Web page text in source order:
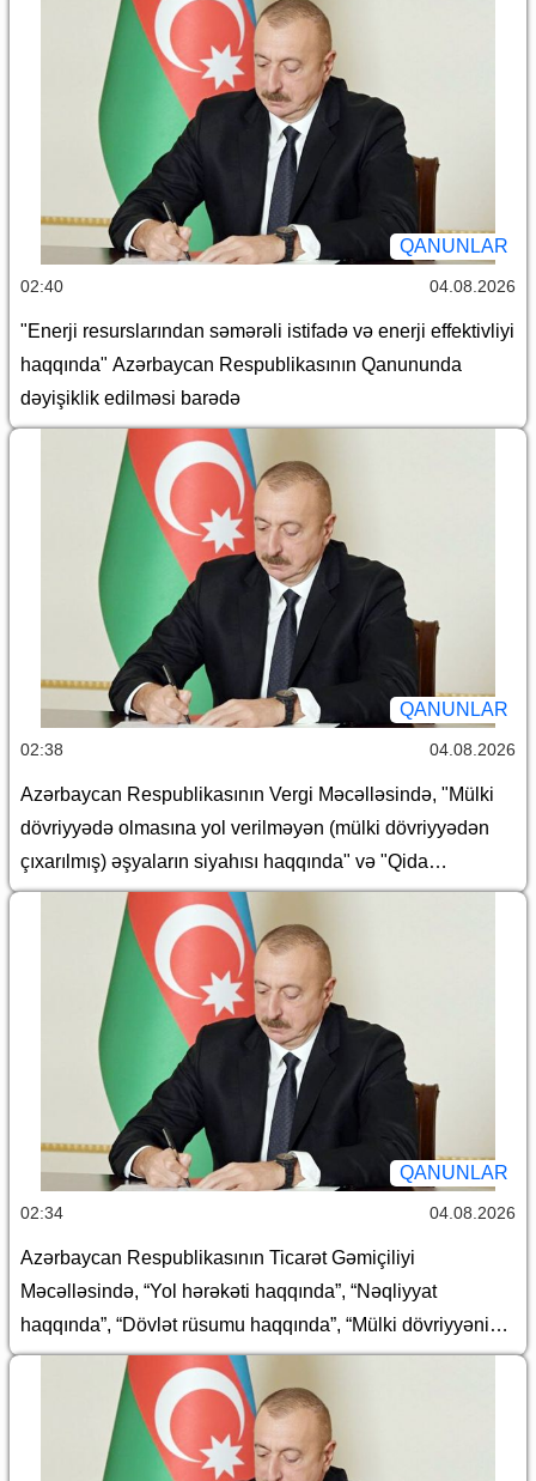
QANUNLAR
02:40 04.08.2026
"Enerji resurslarından səmərəli istifadə və enerji effektivliyi
haqqında" Azərbaycan Respublikasının Qanununda
dəyişiklik edilməsi barədə
QANUNLAR
02:38 04.08.2026
Azərbaycan Respublikasının Vergi Məcəlləsində, "Mülki
dövriyyədə olmasına yol verilməyən (mülki dövriyyədən
çıxarılmış) əşyaların siyahısı haqqında" və "Qida
təhlükəsizliyi haqqında" Azərbaycan Respublikasının
qanunlarında dəyişiklik edilməsi barədə
QANUNLAR
02:34 04.08.2026
Azərbaycan Respublikasının Ticarət Gəmiçiliyi
Məcəlləsində, “Yol hərəkəti haqqında”, “Nəqliyyat
haqqında”, “Dövlət rüsumu haqqında”, “Mülki dövriyyənin
müəyyən iştirakçılarına mənsub ola bilən və dövriyyədə
olmasına xüsusi icazə əsasında yol verilən (mülki
dövriyyəsi məhdudlaşdırılmış) əşyaların siyahısı
haqqında”, “Avtomobil nəqliyyatı haqqında” və “Aviasiya